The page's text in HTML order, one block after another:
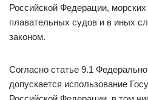
Российской Федерации,
плавательных судов и в иных
законом.
Согласно статье 9.1
допускается использование